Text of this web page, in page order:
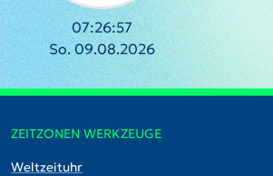
07:26:57
So. 09.08.2026
ZEITZONEN WERKZEUGE
Weltzeituhr